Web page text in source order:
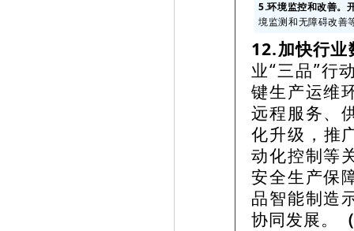
5.环境监控和改善。
境监测和无障碍改善
12.加快行业
业“三品”行
键生产运维
远程服务、
化升级，推
动化控制等
安全生产保
品智能制造
协同发展。